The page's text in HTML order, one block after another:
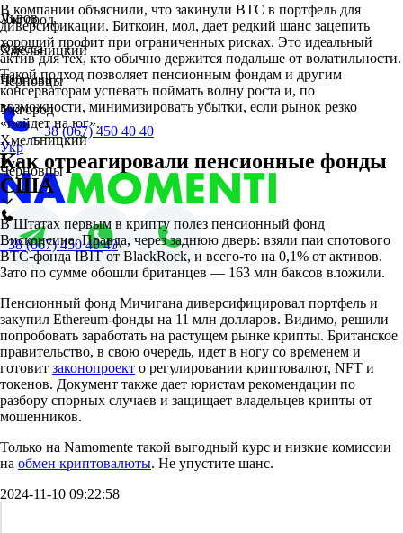
Ужгород
Хмельницкий
Черновцы
+38 (067) 450 40 40
Укр
Рус
Львов
Одесса
Полтава
Ужгород
Хмельницкий
Черновцы
+38 (067) 450 40 40
В компании объяснили, что закинули BTC в портфель для
диверсификации. Биткоин, мол, дает редкий шанс зацепить
хороший профит при ограниченных рисках. Это идеальный
актив для тех, кто обычно держится подальше от волатильности.
Такой подход позволяет пенсионным фондам и другим
консерваторам успевать поймать волну роста и, по
возможности, минимизировать убытки, если рынок резко
«пойдет на юг».
Как отреагировали пенсионные фонды
США
В Штатах первым в крипту полез пенсионный фонд
Висконсина. Правда, через заднюю дверь: взяли паи спотового
BTC-фонда IBIT от BlackRock, и всего-то на 0,1% от активов.
Зато по сумме обошли британцев — 163 млн баксов вложили.
Пенсионный фонд Мичигана диверсифицировал портфель и
закупил Ethereum-фонды на 11 млн долларов. Видимо, решили
попробовать заработать на растущем рынке крипты. Британское
правительство, в свою очередь, идет в ногу со временем и
готовит законопроект о регулировании криптовалют, NFT и
токенов. Документ также дает юристам рекомендации по
разбору спорных случаев и защищает владельцев крипты от
мошенников.
Только на Namomente такой выгодный курс и низкие комиссии
на обмен криптовалюты. Не упустите шанс.
2024-11-10 09:22:58